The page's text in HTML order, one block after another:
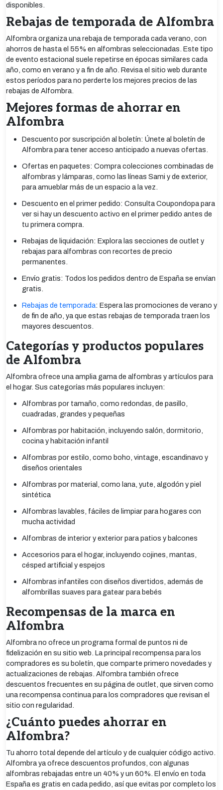
disponibles.
Rebajas de temporada de Alfombra
Alfombra organiza una rebaja de temporada cada verano, con
ahorros de hasta el 55% en alfombras seleccionadas. Este tipo
de evento estacional suele repetirse en épocas similares cada
año, como en verano y a fin de año. Revisa el sitio web durante
estos períodos para no perderte los mejores precios de las
rebajas de Alfombra.
Mejores formas de ahorrar en
Alfombra
Descuento por suscripción al boletín: Únete al boletín de
Alfombra para tener acceso anticipado a nuevas ofertas.
Ofertas en paquetes: Compra colecciones combinadas de
alfombras y lámparas, como las líneas Sami y de exterior,
para amueblar más de un espacio a la vez.
Descuento en el primer pedido: Consulta Coupondopa para
ver si hay un descuento activo en el primer pedido antes de
tu primera compra.
Rebajas de liquidación: Explora las secciones de outlet y
rebajas para alfombras con recortes de precio
permanentes.
Envío gratis: Todos los pedidos dentro de España se envían
gratis.
Rebajas de temporada: Espera las promociones de verano y
de fin de año, ya que estas rebajas de temporada traen los
mayores descuentos.
Categorías y productos populares
de Alfombra
Alfombra ofrece una amplia gama de alfombras y artículos para
el hogar. Sus categorías más populares incluyen:
Alfombras por tamaño, como redondas, de pasillo,
cuadradas, grandes y pequeñas
Alfombras por habitación, incluyendo salón, dormitorio,
cocina y habitación infantil
Alfombras por estilo, como boho, vintage, escandinavo y
diseños orientales
Alfombras por material, como lana, yute, algodón y piel
sintética
Alfombras lavables, fáciles de limpiar para hogares con
mucha actividad
Alfombras de interior y exterior para patios y balcones
Accesorios para el hogar, incluyendo cojines, mantas,
césped artificial y espejos
Alfombras infantiles con diseños divertidos, además de
alfombrillas suaves para gatear para bebés
Recompensas de la marca en
Alfombra
Alfombra no ofrece un programa formal de puntos ni de
fidelización en su sitio web. La principal recompensa para los
compradores es su boletín, que comparte primero novedades y
actualizaciones de rebajas. Alfombra también ofrece
descuentos frecuentes en su página de outlet, que sirven como
una recompensa continua para los compradores que revisan el
sitio con regularidad.
¿Cuánto puedes ahorrar en
Alfombra?
Tu ahorro total depende del artículo y de cualquier código activo.
Alfombra ya ofrece descuentos profundos, con algunas
alfombras rebajadas entre un 40% y un 60%. El envío en toda
España es gratis en cada pedido, así que evitas por completo los